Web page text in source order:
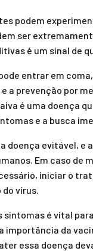
podem
ser
é um sinal de
entrar em
a prevenção por
é uma doença
e a busca
doença evitável,
Em caso de
iniciar o
vírus.
sintomas é vital
importância da
essa doença